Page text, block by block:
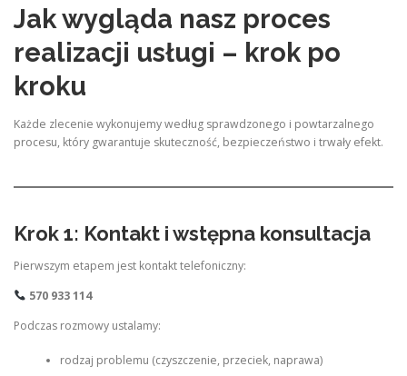
Jak wygląda nasz proces
realizacji usługi – krok po
kroku
Każde zlecenie wykonujemy według sprawdzonego i powtarzalnego
procesu, który gwarantuje skuteczność, bezpieczeństwo i trwały efekt.
Krok 1: Kontakt i wstępna konsultacja
Pierwszym etapem jest kontakt telefoniczny:
570 933 114
Podczas rozmowy ustalamy:
rodzaj problemu (czyszczenie, przeciek, naprawa)